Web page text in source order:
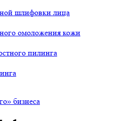
шлифовки лица
омоложения кожи
пилинга
бизнеса